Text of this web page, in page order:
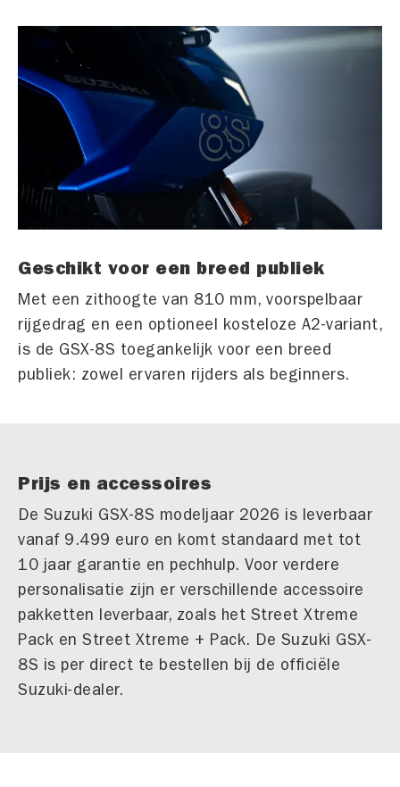
Geschikt voor een breed publiek
Met een zithoogte van 810 mm, voorspelbaar
rijgedrag en een optioneel kosteloze A2-variant,
is de GSX-8S toegankelijk voor een breed
publiek: zowel ervaren rijders als beginners.
Prijs en accessoires
De Suzuki GSX-8S modeljaar 2026 is leverbaar
vanaf 9.499 euro en komt standaard met tot
10 jaar garantie en pechhulp. Voor verdere
personalisatie zijn er verschillende accessoire
pakketten leverbaar, zoals het Street Xtreme
Pack en Street Xtreme + Pack. De Suzuki GSX-
8S is per direct te bestellen bij de officiële
Suzuki-dealer.